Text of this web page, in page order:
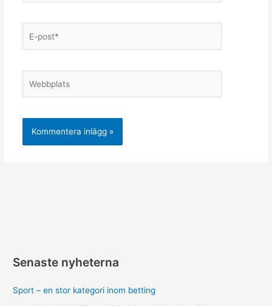
post*
Senaste nyheterna
Sport – en stor kategori inom betting